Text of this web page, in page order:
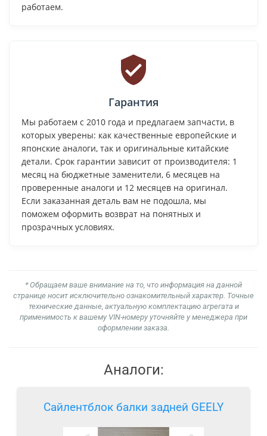
работаем.
Гарантия
Мы работаем с 2010 года и предлагаем запчасти, в
которых уверены: как качественные европейские и
японские аналоги, так и оригинальные китайские
детали. Срок гарантии зависит от производителя: 1
месяц на бюджетные заменители, 6 месяцев на
проверенные аналоги и 12 месяцев на оригинал.
Если заказанная деталь вам не подошла, мы
поможем оформить возврат на понятных и
прозрачных условиях.
* Обращаем ваше внимание на то, что информация на данной
странице носит исключительно ознакомительный характер. Точные
технические данные, актуальную комплектацию агрегата и
применимость к вашему VIN-номеру уточняйте у менеджера при
оформлении заказа.
Аналоги:
Сайлентблок балки задней GEELY